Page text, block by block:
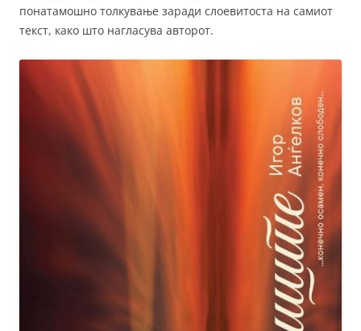
понатамошно толкување заради слоевитоста на самиот
текст, како што нагласува авторот.